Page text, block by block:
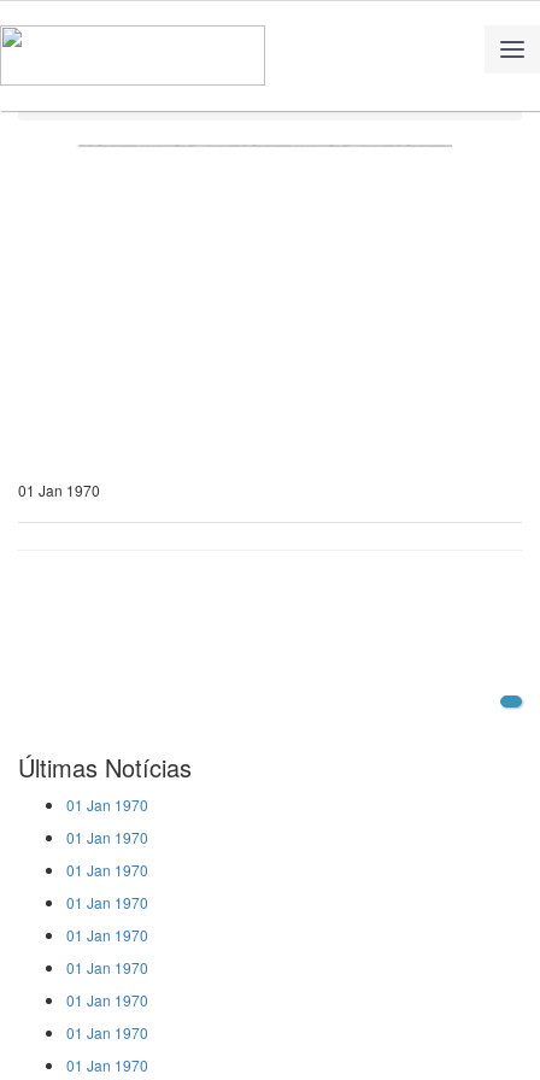
01 Jan 1970
Últimas Notícias
01 Jan 1970
01 Jan 1970
01 Jan 1970
01 Jan 1970
01 Jan 1970
01 Jan 1970
01 Jan 1970
01 Jan 1970
01 Jan 1970